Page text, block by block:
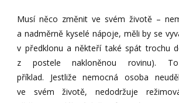
Musí něco změnit ve svém životě –
a nadměrně kyselé nápoje, měli by se
v předklonu a někteří také spát trochu
z postele nakloněnou rovinu).
příklad. Jestliže nemocná osoba
ve svém životě, nedodržuje